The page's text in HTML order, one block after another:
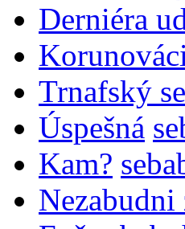
Derniéra
Trnafský
Úspešná
Kam?
Nezabudni